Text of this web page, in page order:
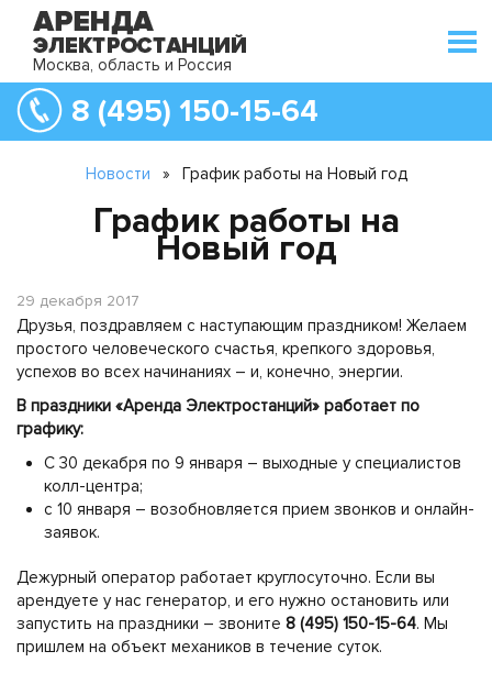
Москва, область и Россия
8 (495) 150-15-64
Новости » График работы на Новый год
График работы на
Новый год
29 декабря 2017
Друзья, поздравляем с наступающим праздником! Желаем
простого человеческого счастья, крепкого здоровья,
успехов во всех начинаниях – и, конечно, энергии.
В праздники «Аренда Электростанций» работает по
графику:
С 30 декабря по 9 января – выходные у специалистов
колл-центра;
с 10 января – возобновляется прием звонков и онлайн-
заявок.
Дежурный оператор работает круглосуточно. Если вы
арендуете у нас генератор, и его нужно остановить или
запустить на праздники – звоните 8 (495) 150-15-64. Мы
пришлем на объект механиков в течение суток.